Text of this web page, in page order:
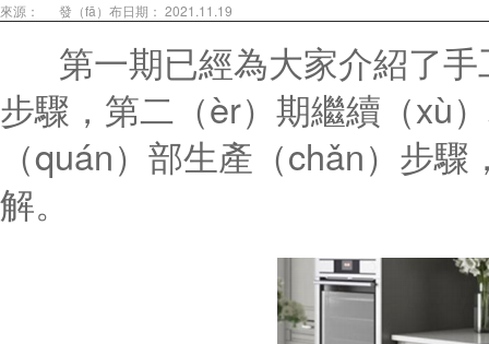
來源： 發（fā）布日期： 2021.11.19
第一期已經為大家介紹了手
步驟，第二（èr）期繼續（xù
（quán）部生產（chǎn）步
解。